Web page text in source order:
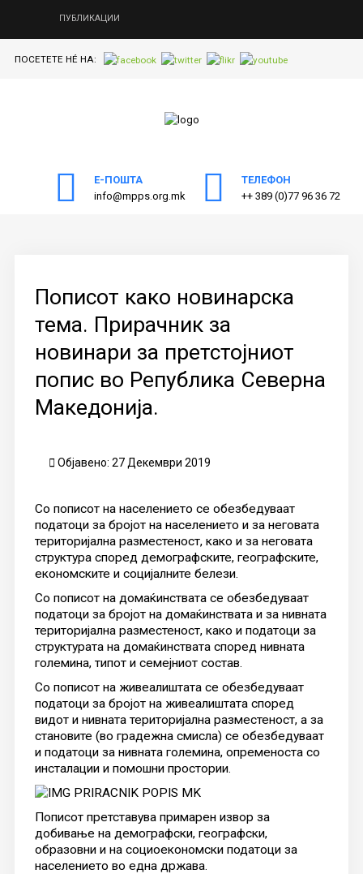
ПУБЛИКАЦИИ
КОНТАКТ
ПУБЛИКАЦИИ
ПОСЕТЕТЕ НÉ НА:
Е-ПОШТА
info@mpps.org.mk
ТЕЛЕФОН
++ 389 (0)77 96 36 72
на нашата веб страна
Пописот како новинарска
тема. Прирачник за
новинари за претстојниот
попис во Република Северна
Македонија.
Објавено: 27 Декември 2019
Со пописот на населението се обезбедуваат
податоци за бројот на населението и за неговата
територијална разместеност, како и за неговата
структура според демографските, географските,
економските и социјалните белези.
Со пописот на домаќинствата се обезбедуваат
податоци за бројот на домаќинствата и за нивната
територијална разместеност, како и податоци за
структурата на домаќинствата според нивната
големина, типот и семејниот состав.
Со пописот на живеалиштата се обезбедуваат
податоци за бројот на живеалиштата според
видот и нивната територијална разместеност, а за
становите (во градежна смисла) се обезбедуваат
и податоци за нивната големина, опременоста со
инсталации и помошни простории.
Пописот претставува примарен извор за
добивање на демографски, географски,
образовни и на социоекономски податоци за
населението во една држава.